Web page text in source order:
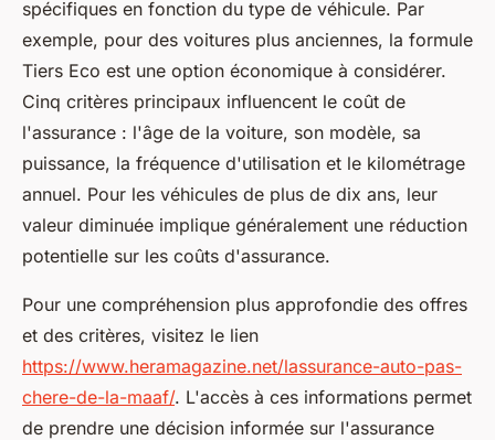
spécifiques en fonction du type de véhicule. Par
exemple, pour des voitures plus anciennes, la formule
Tiers Eco est une option économique à considérer.
Cinq critères principaux influencent le coût de
l'assurance : l'âge de la voiture, son modèle, sa
puissance, la fréquence d'utilisation et le kilométrage
annuel. Pour les véhicules de plus de dix ans, leur
valeur diminuée implique généralement une réduction
potentielle sur les coûts d'assurance.
Pour une compréhension plus approfondie des offres
et des critères, visitez le lien
https://www.heramagazine.net/lassurance-auto-pas-
chere-de-la-maaf/. L'accès à ces informations permet
de prendre une décision informée sur l'assurance